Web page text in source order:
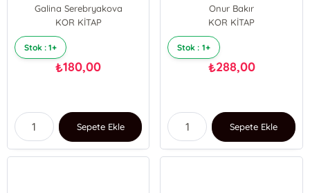
Galina Serebryakova
KOR KİTAP
Stok : 1+
₺180,00
Sepete Ekle
Onur Bakır
KOR KİTAP
Stok : 1+
₺288,00
Sepete Ekle